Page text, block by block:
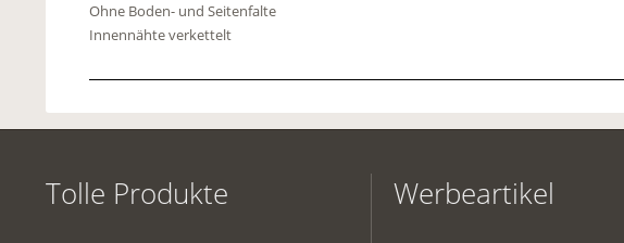
Ohne Boden- und Seitenfalte
Innennähte verkettelt
Tolle Produkte Werbeartikel